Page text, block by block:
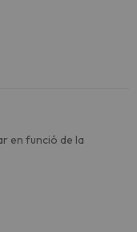
en funció de la